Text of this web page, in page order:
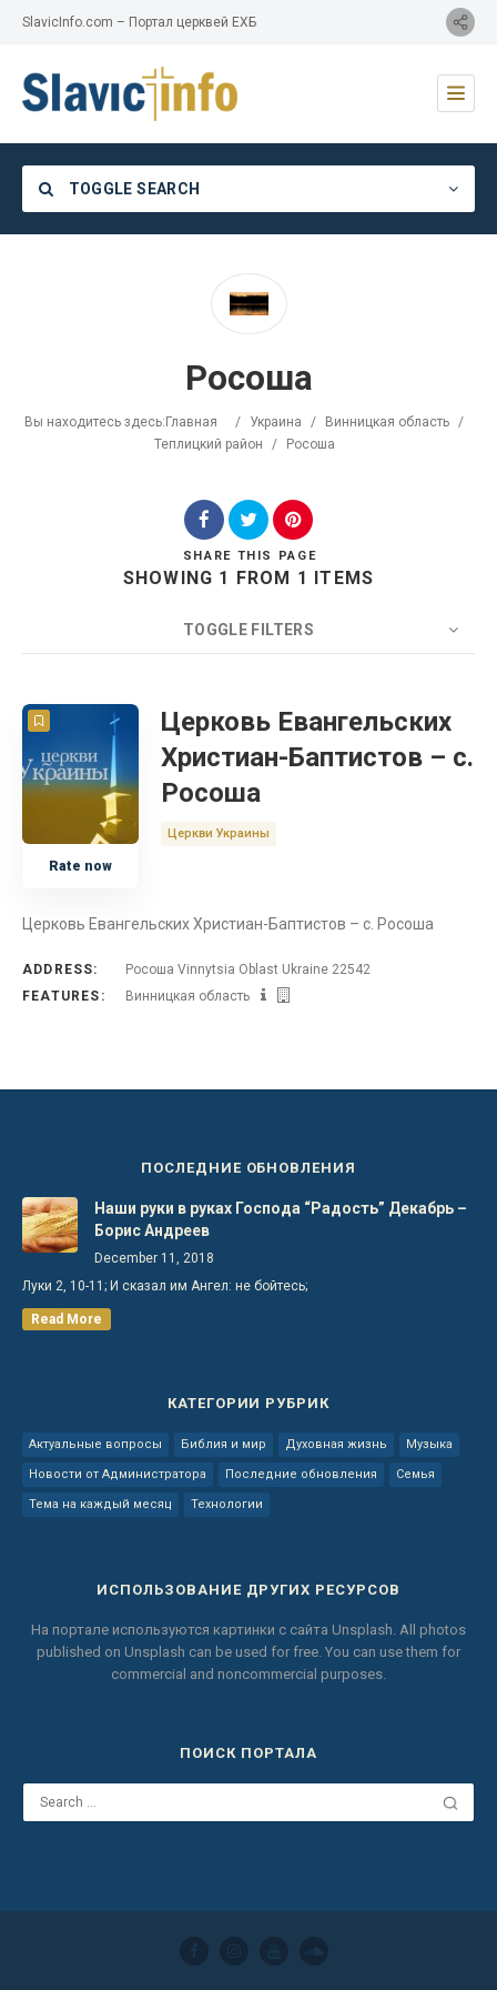
SlavicInfo.com – Портал церквей ЕХБ
TOGGLE SEARCH
Росоша
Вы находитесь здесь: Главная / Украина / Винницкая область /
Теплицкий район
/ Росоша
SHARE THIS PAGE
SHOWING 1 FROM 1 ITEMS
TOGGLE FILTERS
COUNT 20
Церковь
Украина
Rate now
Церковь Евангельских
Христиан-Баптистов – с.
Росоша
Церкви Украины
Церковь Евангельских Христиан-Баптистов – с. Росоша
ADDRESS:
Росоша Vinnytsia Oblast Ukraine 22542
FEATURES:
Винницкая область
ПОСЛЕДНИЕ ОБНОВЛЕНИЯ
Наши руки в руках Господа “Радость” Декабрь –
Борис Андреев
December 11, 2018
Луки 2, 10-11; И сказал им Ангел: не бойтесь;
Read More
КАТЕГОРИИ РУБРИК
Актуальные вопросы Библия и мир Духовная жизнь Музыка
Новости от Администратора Последние обновления Семья
Тема на каждый месяц Технологии
ИСПОЛЬЗОВАНИЕ ДРУГИХ РЕСУРСОВ
На портале используются картинки с сайта Unsplash. All photos
published on Unsplash can be used for free. You can use them for
commercial and noncommercial purposes.
ПОИСК ПОРТАЛА